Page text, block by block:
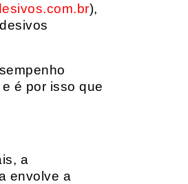
),
é por isso que
a
envolve a